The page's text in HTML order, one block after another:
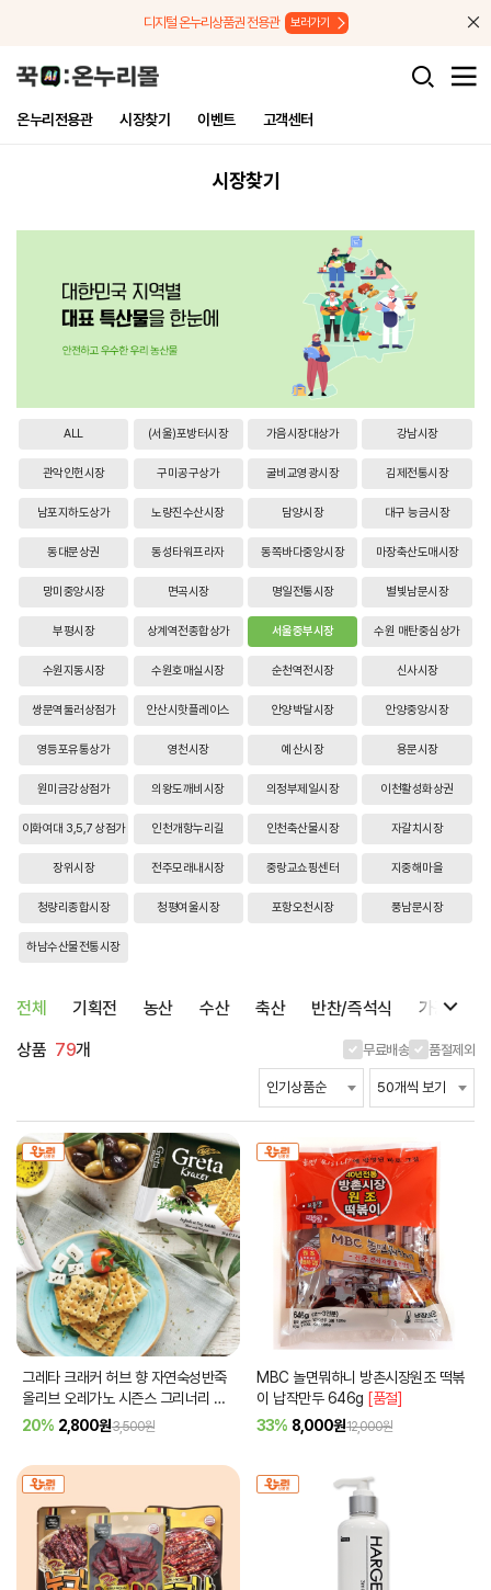
디지털 온누리상품권 전용관 보러가기
온누리전용관 시장찾기 이벤트 고객센터
시장찾기
ALL (서울)포방터시장 가음시장대상가 강남시장
관악인헌시장 구미공구상가 굴비교영광시장 김제전통시장
남포지하도상가 노량진수산시장 담양시장 대구 능금시장
동대문상권 동성타워프라자 동쪽바다중앙시장 마장축산도매시장
망미중앙시장 면곡시장 명일전통시장 별빛남문시장
부평시장 상계역전종합상가 서울중부시장 수원 매탄중심상가
수원지동시장 수원호매실시장 순천역전시장 신사시장
쌍문역둘러상점가 안산시핫플레이스 안양박달시장 안양중앙시장
영등포유통상가 영천시장 예산시장 용문시장
원미금강상점가 의왕도깨비시장 의정부제일시장 이천활성화상권
이화여대 3,5,7 상점가 인천개항누리길 인천축산물시장 자갈치시장
장위시장 전주모래내시장 중랑교쇼핑센터 지중해마을
청량리종합시장 청평여울시장 포항오천시장 풍남문시장
하남수산물전통시장
전체 기획전 농산 수산 축산 반찬/즉석식
가공식품
상품 79개 무료배송 품절제외
그레타 크래커 허브 향 자연숙성반죽
올리브 오레가노 시즌스 그리너리 수
입과자
20% 2,800원3,500원
MBC 놀면뭐하니 방촌시장원조 떡볶
이 납작만두 646g [품절]
33% 8,000원12,000원